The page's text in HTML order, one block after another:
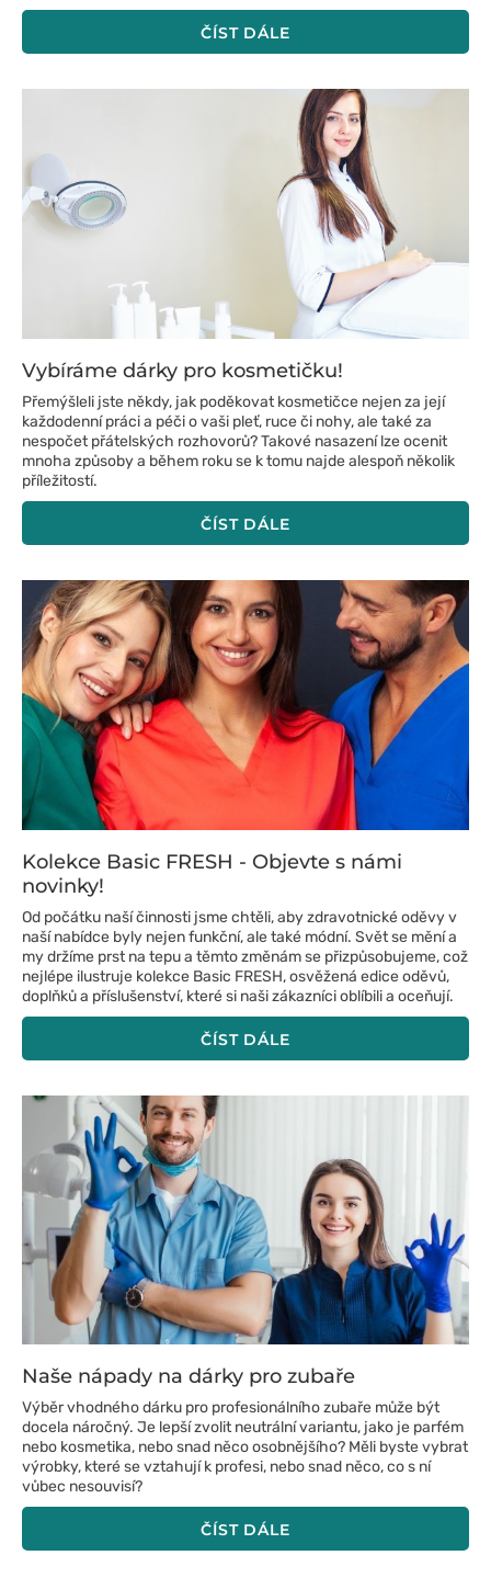
ČÍST DÁLE
Vybíráme dárky pro kosmetičku!
Přemýšleli jste někdy, jak poděkovat kosmetičce nejen za její
každodenní práci a péči o vaši pleť, ruce či nohy, ale také za
nespočet přátelských rozhovorů? Takové nasazení lze ocenit
mnoha způsoby a během roku se k tomu najde alespoň několik
příležitostí.
ČÍST DÁLE
Kolekce Basic FRESH - Objevte s námi
novinky!
Od počátku naší činnosti jsme chtěli, aby zdravotnické oděvy v
naší nabídce byly nejen funkční, ale také módní. Svět se mění a
my držíme prst na tepu a těmto změnám se přizpůsobujeme, což
nejlépe ilustruje kolekce Basic FRESH, osvěžená edice oděvů,
doplňků a příslušenství, které si naši zákazníci oblíbili a oceňují.
ČÍST DÁLE
Naše nápady na dárky pro zubaře
Výběr vhodného dárku pro profesionálního zubaře může být
docela náročný. Je lepší zvolit neutrální variantu, jako je parfém
nebo kosmetika, nebo snad něco osobnějšího? Měli byste vybrat
výrobky, které se vztahují k profesi, nebo snad něco, co s ní
vůbec nesouvisí?
ČÍST DÁLE